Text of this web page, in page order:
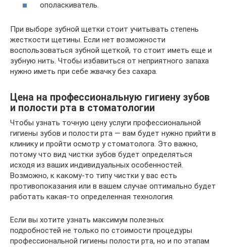
ополаскиватель.
При выборе зубной щетки стоит учитывать степень
жесткости щетины. Если нет возможности
воспользоваться зубной щеткой, то стоит иметь еще и
зубную нить. Чтобы избавиться от неприятного запаха
нужно иметь при себе жвачку без сахара.
Цена на профессиональную гигиену зубов
и полости рта в стоматологии
Чтобы узнать точную цену услуги профессиональной
гигиены зубов и полости рта — вам будет нужно прийти в
клинику и пройти осмотр у стоматолога. Это важно,
потому что вид чистки зубов будет определяться
исходя из ваших индивидуальных особенностей.
Возможно, к какому-то типу чистки у вас есть
противопоказания или в вашем случае оптимально будет
работать какая-то определенная технология.
Если вы хотите узнать максимум полезных
подробностей не только по стоимости процедуры
профессиональной гигиены полости рта, но и по этапам